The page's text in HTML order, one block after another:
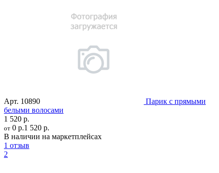
Арт. 10890
Парик с прямыми
белыми волосами
1 520 р.
от 0 р.1 520 р.
В наличии на маркетплейсах
1 отзыв
2